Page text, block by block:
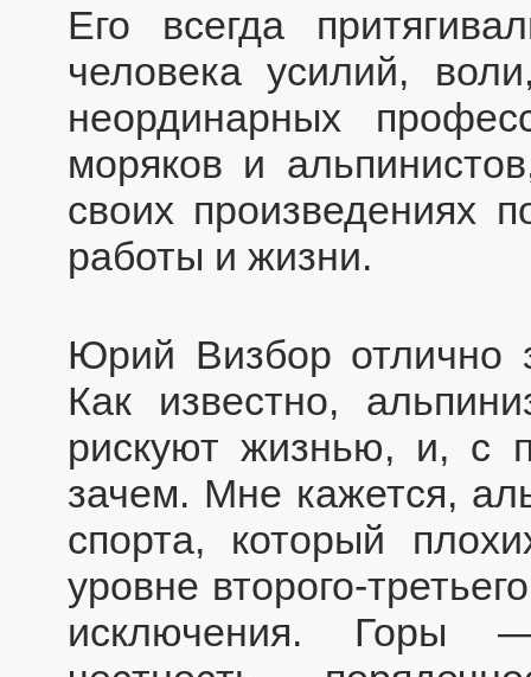
Его всегда
человека усилий,
неординарных
моряков и
своих произведениях
работы и жизни.
Юрий Визбор отлично
Как известно,
рискуют жизнью, и, с
зачем. Мне кажется,
спорта, который
уровне второго-
исключения. Горы